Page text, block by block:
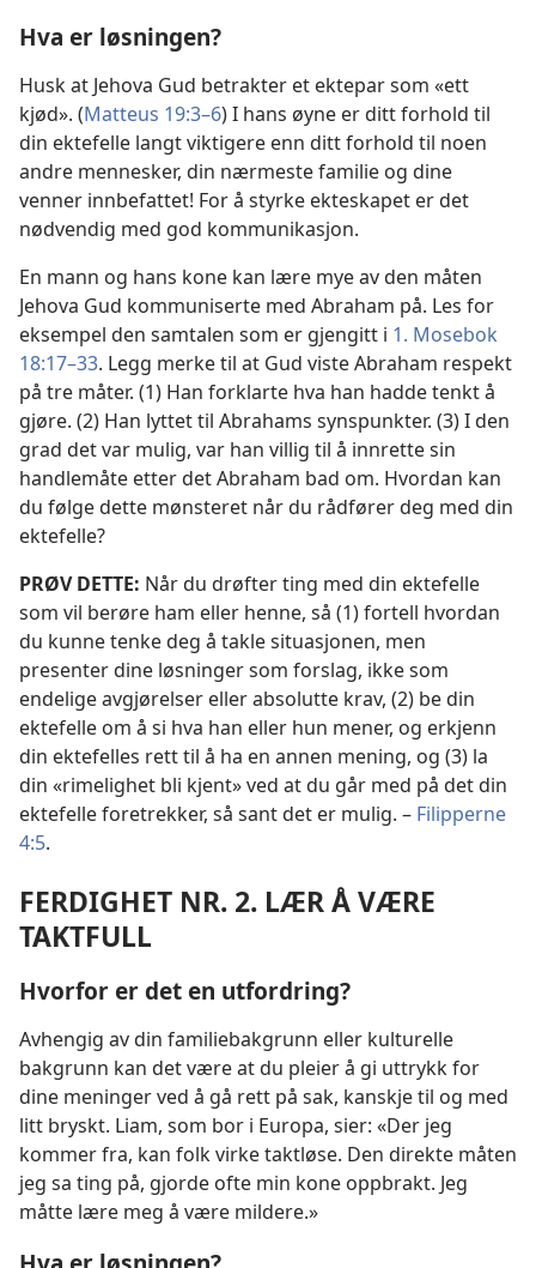
Hva er løsningen?
Husk at Jehova Gud betrakter et ektepar som «ett
kjød». (Matteus 19:3–6) I hans øyne er ditt forhold til
din ektefelle langt viktigere enn ditt forhold til noen
andre mennesker, din nærmeste familie og dine
venner innbefattet! For å styrke ekteskapet er det
nødvendig med god kommunikasjon.
En mann og hans kone kan lære mye av den måten
Jehova Gud kommuniserte med Abraham på. Les for
eksempel den samtalen som er gjengitt i 1. Mosebok
18:17–33. Legg merke til at Gud viste Abraham respekt
på tre måter. (1) Han forklarte hva han hadde tenkt å
gjøre. (2) Han lyttet til Abrahams synspunkter. (3) I den
grad det var mulig, var han villig til å innrette sin
handlemåte etter det Abraham bad om. Hvordan kan
du følge dette mønsteret når du rådfører deg med din
ektefelle?
PRØV DETTE: Når du drøfter ting med din ektefelle
som vil berøre ham eller henne, så (1) fortell hvordan
du kunne tenke deg å takle situasjonen, men
presenter dine løsninger som forslag, ikke som
endelige avgjørelser eller absolutte krav, (2) be din
ektefelle om å si hva han eller hun mener, og erkjenn
din ektefelles rett til å ha en annen mening, og (3) la
din «rimelighet bli kjent» ved at du går med på det din
ektefelle foretrekker, så sant det er mulig. – Filipperne
4:5.
FERDIGHET NR. 2. LÆR Å VÆRE
TAKTFULL
Hvorfor er det en utfordring?
Avhengig av din familiebakgrunn eller kulturelle
bakgrunn kan det være at du pleier å gi uttrykk for
dine meninger ved å gå rett på sak, kanskje til og med
litt bryskt. Liam, som bor i Europa, sier: «Der jeg
kommer fra, kan folk virke taktløse. Den direkte måten
jeg sa ting på, gjorde ofte min kone oppbrakt. Jeg
måtte lære meg å være mildere.»